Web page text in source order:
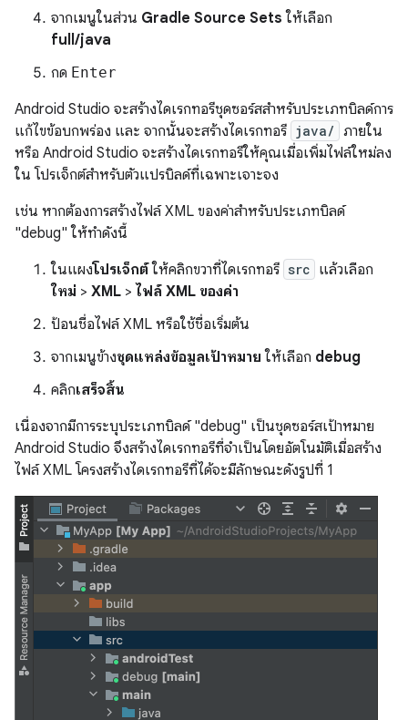
จากเมนูในส่วน Gradle Source Sets ให้เลือก
full/java
กด Enter
Android Studio จะสร้างไดเรกทอรีชุดซอร์สสำหรับประเภทบิลด์การ
แก้ไขข้อบกพร่อง และ จากนั้นจะสร้างไดเรกทอรี java/ ภายใน
หรือ Android Studio จะสร้างไดเรกทอรีให้คุณเมื่อเพิ่มไฟล์ใหม่ลง
ใน โปรเจ็กต์สำหรับตัวแปรบิลด์ที่เฉพาะเจาะจง
เช่น หากต้องการสร้างไฟล์ XML ของค่าสำหรับประเภทบิลด์
"debug" ให้ทำดังนี้
ในแผงโปรเจ็กต์ให้คลิกขวาที่ไดเรกทอรี src แล้วเลือก
ใหม่ > XML > ไฟล์ XML ของค่า
ป้อนชื่อไฟล์ XML หรือใช้ชื่อเริ่มต้น
จากเมนูข้างชุดแหล่งข้อมูลเป้าหมาย ให้เลือก debug
คลิกเสร็จสิ้น
เนื่องจากมีการระบุประเภทบิลด์ "debug" เป็นชุดซอร์สเป้าหมาย
Android Studio จึงสร้างไดเรกทอรีที่จำเป็นโดยอัตโนมัติเมื่อสร้าง
ไฟล์ XML โครงสร้างไดเรกทอรีที่ได้จะมีลักษณะดังรูปที่ 1